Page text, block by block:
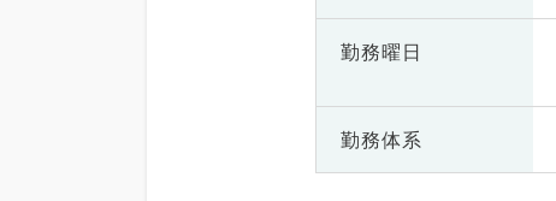
勤務曜日
勤務体系